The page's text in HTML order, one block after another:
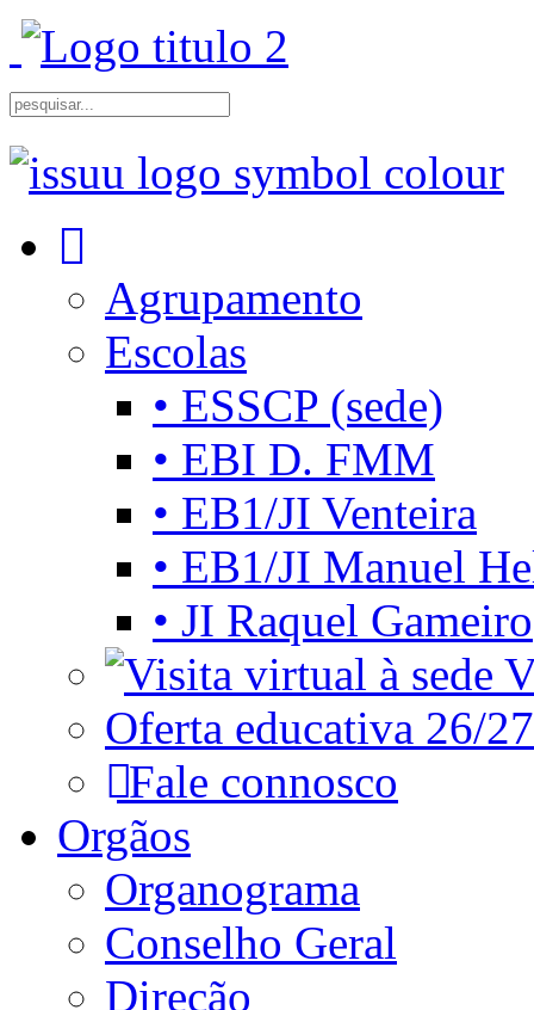
Agrupamento
Escolas
• ESSCP (sede)
• EBI D. FMM
• EB1/JI Venteira
• EB1/JI Manuel
• JI Raquel Gameiro
Oferta educativa 26/27
Fale connosco
Orgãos
Organograma
Conselho Geral
Direção